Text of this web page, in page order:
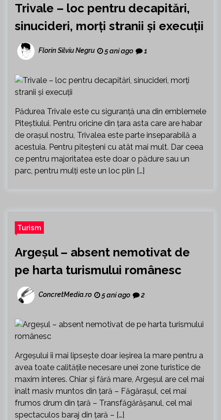
Trivale – loc pentru decapitări,
sinucideri, morți stranii și execuții
Florin Silviu Negru 5 ani ago 1
Pădurea Trivale este cu siguranță una din emblemele
Piteștiului. Pentru oricine din țara asta care are habar
de orașul nostru, Trivalea este parte inseparabilă a
acestuia. Pentru piteșteni cu atât mai mult. Dar ceea
ce pentru majoritatea este doar o pădure sau un
parc, pentru mulți este un loc plin […]
Turism
Argeșul – absent nemotivat de
pe harta turismului românesc
ConcretMedia.ro 5 ani ago 2
Argeșului îi mai lipsește doar ieșirea la mare pentru a
avea toate calitățile necesare unei zone turistice de
maxim interes. Chiar și fără mare, Argeșul are cel mai
înalt masiv muntos din țară – Făgărașul, cel mai
frumos drum din țară – Transfăgărășanul, cel mai
spectaculos baraj din țară – […]